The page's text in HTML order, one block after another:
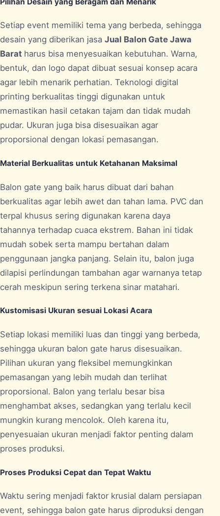
Setiap event memiliki tema yang berbeda, sehingga
desain yang diberikan jasa Jual Balon Gate Jawa
Barat harus bisa menyesuaikan kebutuhan. Warna,
bentuk, dan logo dapat dibuat sesuai konsep acara
agar lebih menarik perhatian. Teknologi digital
printing berkualitas tinggi digunakan untuk
memastikan hasil cetakan tajam dan tidak mudah
pudar. Ukuran juga bisa disesuaikan agar
proporsional dengan lokasi pemasangan.
Material Berkualitas untuk Ketahanan Maksimal
Balon gate yang baik harus dibuat dari bahan
berkualitas agar lebih awet dan tahan lama. PVC dan
terpal khusus sering digunakan karena daya
tahannya terhadap cuaca ekstrem. Bahan ini tidak
mudah sobek serta mampu bertahan dalam
penggunaan jangka panjang. Selain itu, balon juga
dilapisi perlindungan tambahan agar warnanya tetap
cerah meskipun sering terkena sinar matahari.
Kustomisasi Ukuran sesuai Lokasi Acara
Setiap lokasi memiliki luas dan tinggi yang berbeda,
sehingga ukuran balon gate harus disesuaikan.
Pilihan ukuran yang fleksibel memungkinkan
pemasangan yang lebih mudah dan terlihat
proporsional. Balon yang terlalu besar bisa
menghambat akses, sedangkan yang terlalu kecil
mungkin kurang mencolok. Oleh karena itu,
penyesuaian ukuran menjadi faktor penting dalam
proses produksi.
Proses Produksi Cepat dan Tepat Waktu
Waktu sering menjadi faktor krusial dalam persiapan
event, sehingga balon gate harus diproduksi dengan